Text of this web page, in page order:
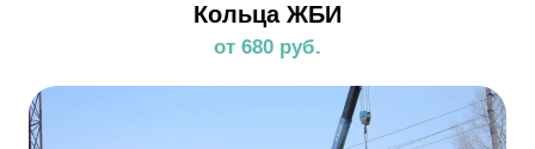
Кольца ЖБИ
от 680 руб.